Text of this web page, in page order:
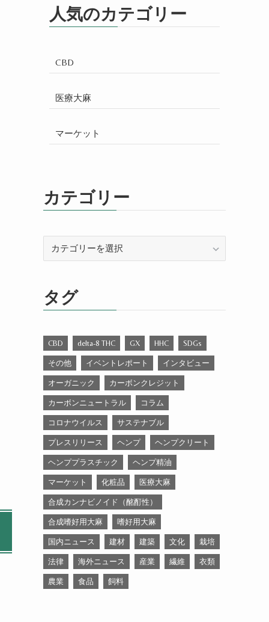
人気のカテゴリー
CBD
医療大麻
マーケット
カテゴリー
ー
タグ
CBD delta-8 THC GX HHC SDGs
その他 イベントレポート インタビュー
オーガニック カーボンクレジット
カーボンニュートラル コラム
コロナウイルス サステナブル
プレスリリース ヘンプ ヘンプクリート
ヘンププラスチック ヘンプ精油
マーケット 化粧品 医療大麻
合成カンナビノイド（酩酊性）
合成嗜好用大麻 嗜好用大麻
国内ニュース 建材 建築 文化 栽培
法律 海外ニュース 産業 繊維 衣類
農業 食品 飼料